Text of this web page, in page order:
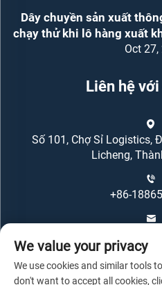
Dây chuyền sản xuất
chạy thử khi lô hàng xuất
Oct
Liên hệ
Số 101, Chợ Sỉ Logistics,
Licheng,
+86-
We value your privacy
We use cookies and similar tools
don't want to accept all cookies,